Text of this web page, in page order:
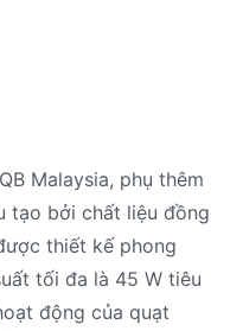
Malaysia, phụ thêm
tạo bởi chất liệu đồng
thiết kế phong
tối đa là 45 W tiêu
động của quạt